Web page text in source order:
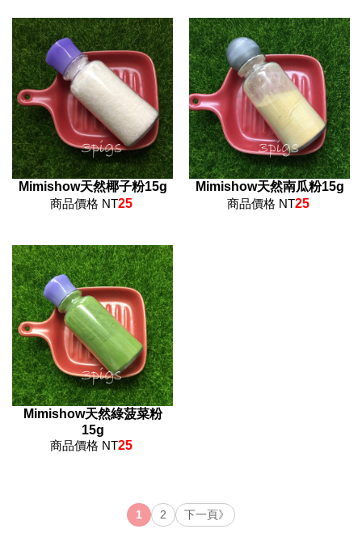
Mimishow天然椰子粉15g
商品價格 NT25
Mimishow天然南瓜粉15g
商品價格 NT25
Mimishow天然綠菠菜粉
15g
商品價格 NT25
1 2 下一頁》